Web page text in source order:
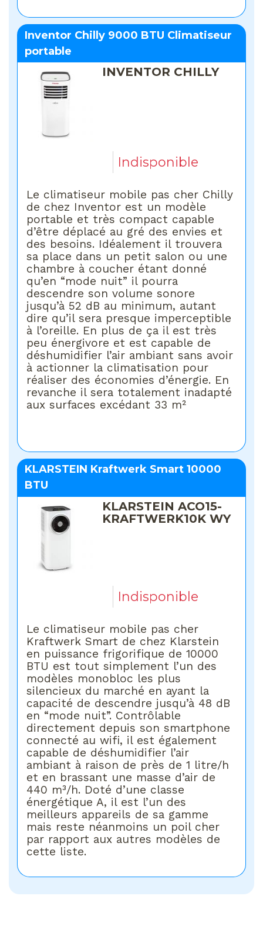
Inventor Chilly 9000 BTU Climatiseur
portable
INVENTOR CHILLY
Indisponible
Le climatiseur mobile pas cher Chilly
de chez Inventor est un modèle
portable et très compact capable
d’être déplacé au gré des envies et
des besoins. Idéalement il trouvera
sa place dans un petit salon ou une
chambre à coucher étant donné
qu’en “mode nuit” il pourra
descendre son volume sonore
jusqu’à 52 dB au minimum, autant
dire qu’il sera presque imperceptible
à l’oreille. En plus de ça il est très
peu énergivore et est capable de
déshumidifier l’air ambiant sans avoir
à actionner la climatisation pour
réaliser des économies d’énergie. En
revanche il sera totalement inadapté
aux surfaces excédant 33 m²
KLARSTEIN Kraftwerk Smart 10000
BTU
KLARSTEIN ACO15-
KRAFTWERK10K WY
Indisponible
Le climatiseur mobile pas cher
Kraftwerk Smart de chez Klarstein
en puissance frigorifique de 10000
BTU est tout simplement l’un des
modèles monobloc les plus
silencieux du marché en ayant la
capacité de descendre jusqu’à 48 dB
en “mode nuit”. Contrôlable
directement depuis son smartphone
connecté au wifi, il est également
capable de déshumidifier l’air
ambiant à raison de près de 1 litre/h
et en brassant une masse d’air de
440 m³/h. Doté d’une classe
énergétique A, il est l’un des
meilleurs appareils de sa gamme
mais reste néanmoins un poil cher
par rapport aux autres modèles de
cette liste.